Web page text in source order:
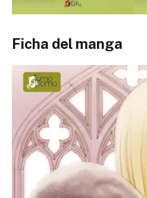
Ficha del manga